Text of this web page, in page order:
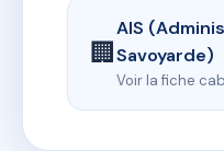
🏢
AIS
Savoyarde)
Voir la fiche